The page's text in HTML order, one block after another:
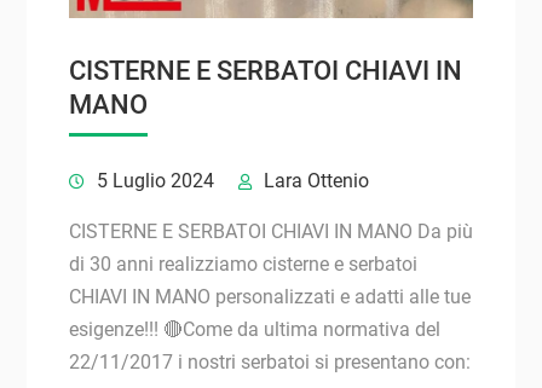
CISTERNE E SERBATOI CHIAVI IN
MANO
5 Luglio 2024 Lara Ottenio
CISTERNE E SERBATOI CHIAVI IN MANO Da più
di 30 anni realizziamo cisterne e serbatoi
CHIAVI IN MANO personalizzati e adatti alle tue
esigenze!!! 🔴Come da ultima normativa del
22/11/2017 i nostri serbatoi si presentano con: